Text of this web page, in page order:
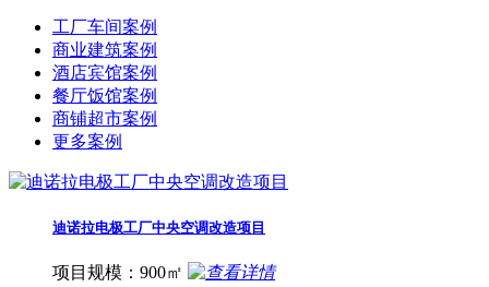
工厂车间案例
商业建筑案例
酒店宾馆案例
餐厅饭馆案例
商铺超市案例
更多案例
迪诺拉电极工厂中央空调改造项目
项目规模：900㎡